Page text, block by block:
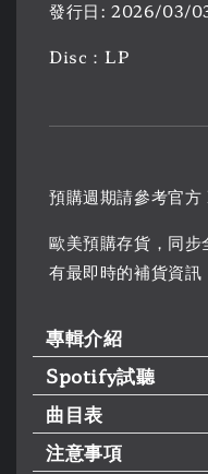
發行日: 2026/03/
Disc：LP
預購週期請參考官
歐美預購存貨，同
有最即時的補貨資訊
專輯介紹
Spotify試聽
曲目表
注意事項